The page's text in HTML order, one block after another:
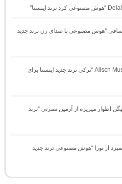
“هوش مصنوعی با صدای زن ترند جدید
دانلود آهنگ Havası Yeter از Alisch Music “ترکی ترند جدید اینستا برای
اﻃﻮار ﻣﻴﺮﻳﺰه از آرمین نصرتی “ترند
از نورا “هوش مصنوعی ترند جدید